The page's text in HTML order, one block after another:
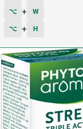
⌥ + W
⌥ + H